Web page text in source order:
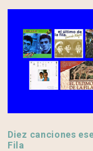
Diez canciones
Fila